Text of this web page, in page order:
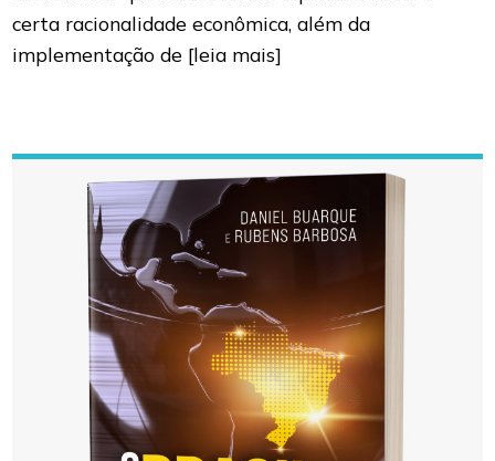
certa racionalidade econômica, além da
implementação de [leia mais]